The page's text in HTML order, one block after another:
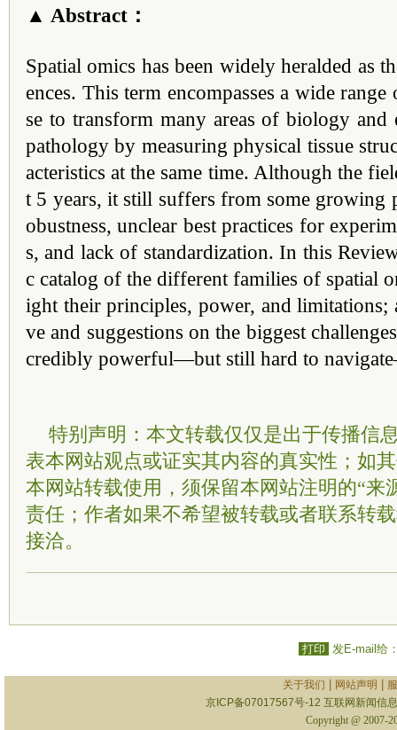
▲ Abstract：
Spatial omics has been widely heralded as
ences. This term encompasses a wide
se to transform many areas of biology and
pathology by measuring physical tissue
acteristics at the same time. Although the
t 5 years, it still suffers from some growing
obustness, unclear best practices for
s, and lack of standardization. In this
c catalog of the different families of spatial
ight their principles, power, and limitations;
ve and suggestions on the biggest
credibly powerful—but still hard to
特别声明：本文转载仅仅是出于传播信
表本网站观点或证实其内容的真实性；如
本网站转载使用，须保留本网站注明的“来
责任；作者如果不希望被转载或者联系转
接洽。
打印 发E-mail给
关于我们 网站声明
京ICP备07017567号-12 互联网新闻信
Copyright @ 2007-